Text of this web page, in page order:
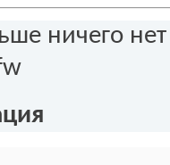
ничего нет